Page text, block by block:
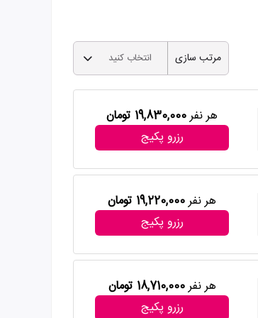
مرتب سازی انتخاب کنید
هر نفر19,830,000 تومان
رزرو پکیج
هر نفر19,220,000 تومان
رزرو پکیج
هر نفر18,710,000 تومان
رزرو پکیج